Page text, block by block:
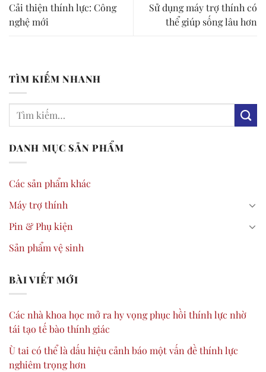
TÌM KIẾM NHANH
DANH MỤC SẢN PHẨM
Các sản phẩm khác
Máy trợ thính
Pin & Phụ kiện
Sản phẩm vệ sinh
BÀI VIẾT MỚI
Các nhà khoa học mở ra hy vọng phục hồi thính lực nhờ
tái tạo tế bào thính giác
Ù tai có thể là dấu hiệu cảnh báo một vấn đề thính lực
nghiêm trọng hơn
Cải thiện thính lực: Công
nghệ mới
Sử dụng máy trợ thính có
thể giúp sống lâu hơn